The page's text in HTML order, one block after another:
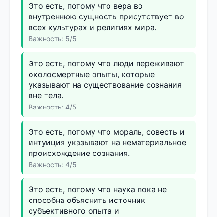
Это есть, потому что вера во
внутреннюю сущность присутствует во
всех культурах и религиях мира.
Важность: 5/5
Это есть, потому что люди переживают
околосмертные опыты, которые
указывают на существование сознания
вне тела.
Важность: 4/5
Это есть, потому что мораль, совесть и
интуиция указывают на нематериальное
происхождение сознания.
Важность: 4/5
Это есть, потому что наука пока не
способна объяснить источник
субъективного опыта и